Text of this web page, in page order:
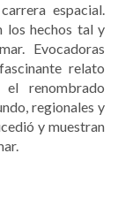
espacial.
los hechos tal y
Evocadoras
relato
renombrado
regionales y
y muestran